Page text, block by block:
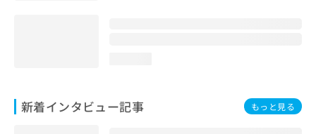
新着インタビュー記事 もっと見る